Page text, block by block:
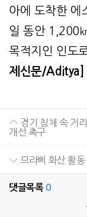
아에 도착한 에
일 동안 1,200
목적지인 인도
제신문/Aditya]
경기 침체 속 거
개선 촉구
므라삐 화산 활
댓글목록 0